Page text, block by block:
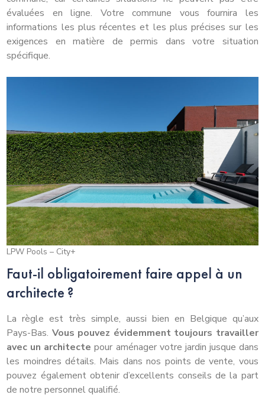
évaluées en ligne. Votre commune vous fournira les
informations les plus récentes et les plus précises sur les
exigences en matière de permis dans votre situation
spécifique.
LPW Pools – City+
Faut-il obligatoirement faire appel à un
architecte ?
La règle est très simple, aussi bien en Belgique qu’aux
Pays-Bas. Vous pouvez évidemment toujours travailler
avec un architectepour aménager votre jardin jusque dans
les moindres détails. Mais dans nos points de vente, vous
pouvez également obtenir d’excellents conseils de la part
de notre personnel qualifié.